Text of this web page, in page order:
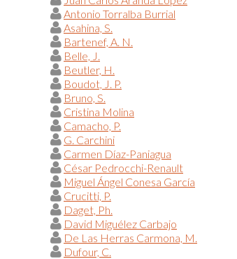
Antonio Torralba Burrial
Asahina, S.
Bartenef, A. N.
Belle, J.
Beutler, H.
Boudot, J. P.
Bruno, S.
Cristina Molina
Camacho, P.
G. Carchini
Carmen Díaz-Paniagua
César Pedrocchi-Renault
Miguel Ángel Conesa García
Crucitti, P.
Daget, Ph.
David Miguélez Carbajo
De Las Herras Carmona, M.
Dufour, C.